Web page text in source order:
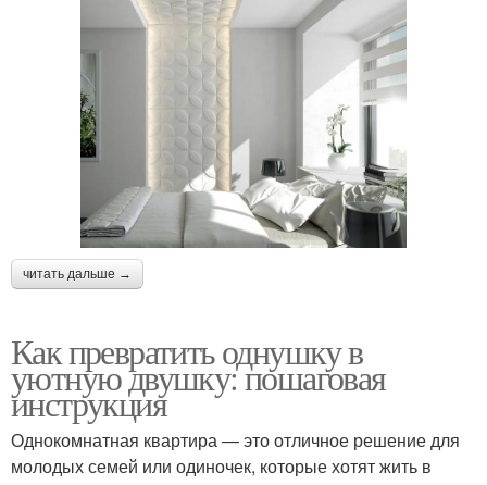
читать дальше →
Как превратить однушку в
уютную двушку: пошаговая
инструкция
Однокомнатная квартира — это отличное решение для
молодых семей или одиночек, которые хотят жить в